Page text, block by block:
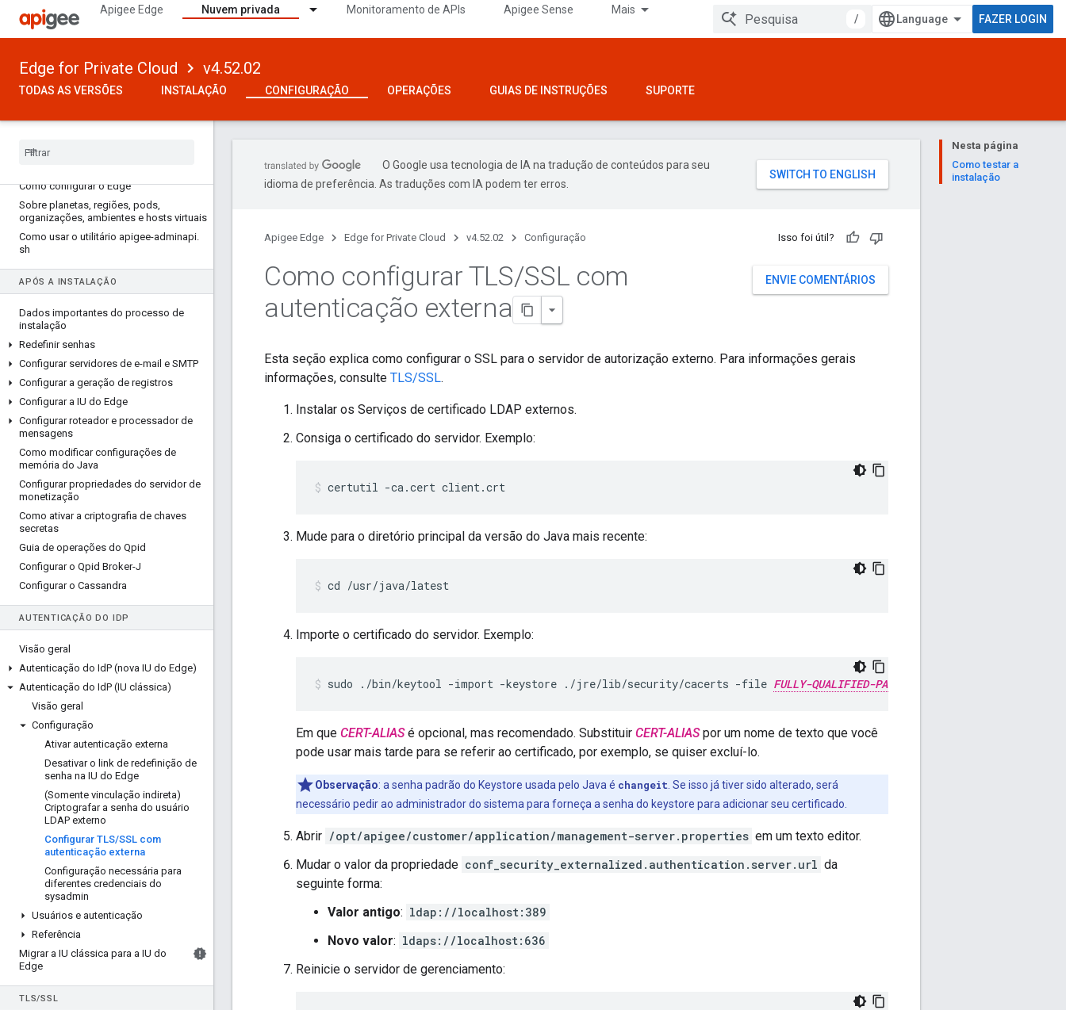
Apigee Edge Nuvem privada Monitoramento de APIs Apigee Sense Mais
/ FAZER LOGIN
Edge for Private Cloud v4.52.02
TODAS AS VERSÕES INSTALAÇÃO CONFIGURAÇÃO OPERAÇÕES GUIAS DE INSTRUÇÕES SUPORTE
VERSÃO 4
Como configurar o Edge
Sobre planetas, regiões, pods,
organizações, ambientes e hosts virtuais
Como usar o utilitário apigee-adminapi.
sh
APÓS A INSTALAÇÃO
Dados importantes do processo de
instalação
Redefinir senhas
Configurar servidores de e-mail e SMTP
Configurar a geração de registros
Configurar a IU do Edge
Configurar roteador e processador de
mensagens
Como modificar configurações de
memória do Java
Configurar propriedades do servidor de
monetização
Como ativar a criptografia de chaves
secretas
Guia de operações do Qpid
Configurar o Qpid Broker-J
Configurar o Cassandra
AUTENTICAÇÃO DO IDP
Visão geral
Autenticação do IdP (nova IU do Edge)
Autenticação do IdP (IU clássica)
Visão geral
Configuração
Ativar autenticação externa
Desativar o link de redefinição de
senha na IU do Edge
(Somente vinculação indireta)
Criptografar a senha do usuário
LDAP externo
Configurar TLS/SSL com
autenticação externa
Configuração necessária para
diferentes credenciais do
sysadmin
Usuários e autenticação
Referência
Migrar a IU clássica para a IU do
Edge
TLS/SSL
Nesta página
Como testar a
instalação
O Google usa tecnologia de IA na tradução de conteúdos para seu
idioma de preferência. As traduções com IA podem ter erros.
Apigee Edge Edge for Private Cloud v4.52.02 Configuração Isso foi útil?
ENVIE COMENTÁRIOS
Como configurar TLS/SSL com
autenticação externa
Esta seção explica como configurar o SSL para o servidor de autorização externo. Para informações gerais
informações, consulte TLS/SSL.
Instalar os Serviços de certificado LDAP externos.
Consiga o certificado do servidor. Exemplo:
certutil -ca.cert client.crt
Mude para o diretório principal da versão do Java mais recente:
cd /usr/java/latest
Importe o certificado do servidor. Exemplo:
sudo ./bin/keytool -import -keystore ./jre/lib/security/cacerts -file FULLY-QUALIFIED-PATH-TO-THE-CERT-FILE
Em que CERT-ALIASé opcional, mas recomendado. Substituir CERT-ALIASpor um nome de texto que você
pode usar mais tarde para se referir ao certificado, por exemplo, se quiser excluí-lo.
Observação: a senha padrão do Keystore usada pelo Java é changeit . Se isso já tiver sido alterado, será
necessário pedir ao administrador do sistema para forneça a senha do keystore para adicionar seu certificado.
Abrir /opt/apigee/customer/application/management-server.properties em um texto editor.
Mudar o valor da propriedade conf_security_externalized.authentication.server.url da
seguinte forma:
Valor antigo: ldap://localhost:389
Novo valor: ldaps://localhost:636
Reinicie o servidor de gerenciamento: